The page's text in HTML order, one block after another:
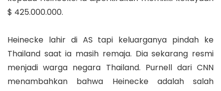
$ 425.000.000.
Heinecke lahir di AS tapi keluarganya pindah ke
Thailand saat ia masih remaja. Dia sekarang resmi
menjadi warga negara Thailand. Purnell dari CNN
menambahkan bahwa Heinecke adalah salah